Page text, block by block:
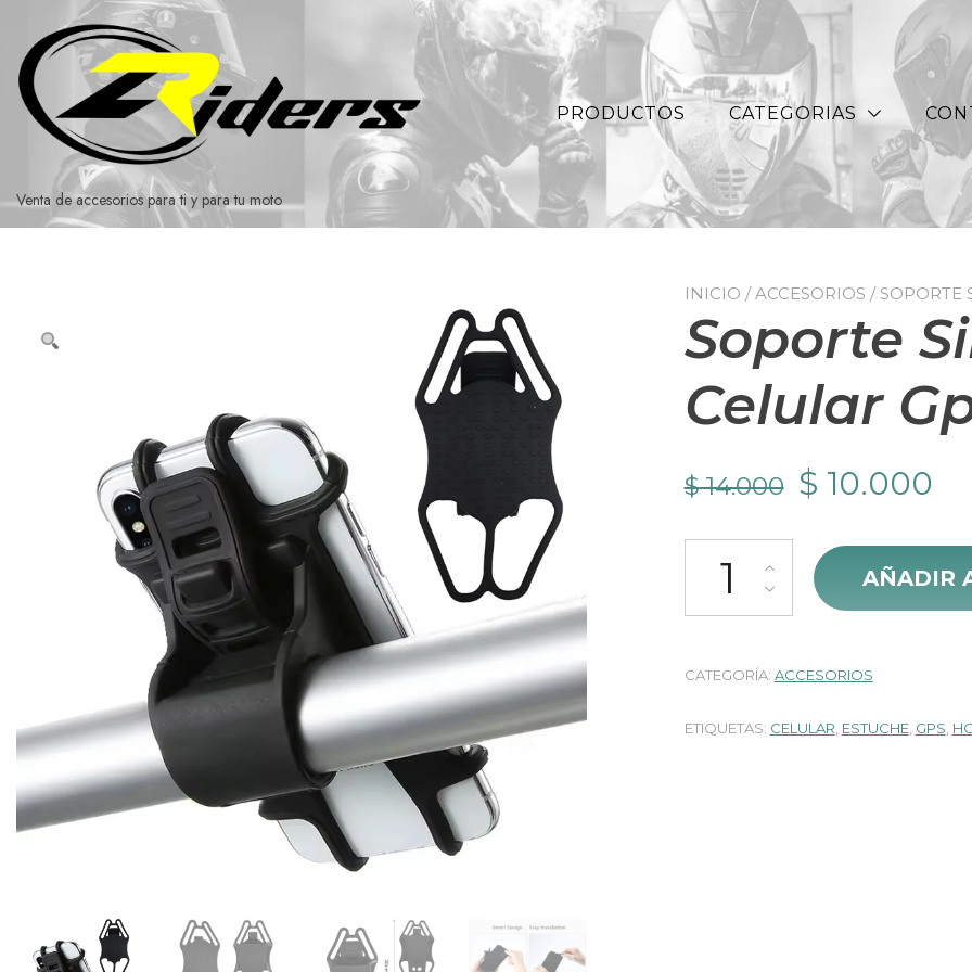
contenido
Venta de accesorios para ti y para tu moto
PRODUCTOS CATEGORIAS
INICIO /ACCESORIOS / SOPORTE
Soporte
Celular
$14.000 El
original
era:
$ 14.000.
$ 10.000
es:
Soporte Siliconado Porta Celular
AÑADIR
CATEGORÍA: ACCESORIOS
ETIQUETAS: CELULAR ESTUCHE, GPS